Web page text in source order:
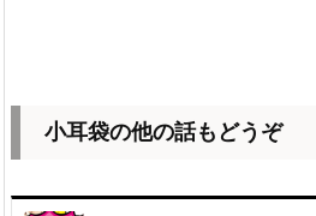
小耳袋の他の話もどうぞ